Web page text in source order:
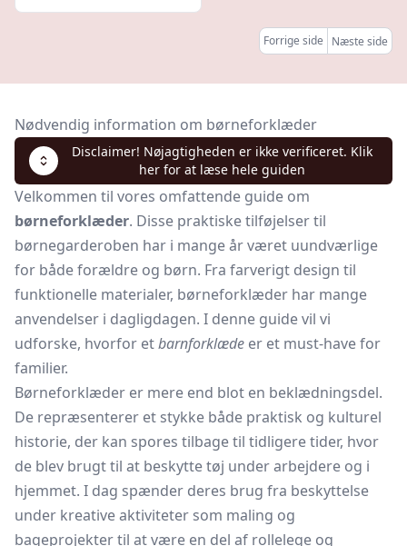
Forrige side Næste side
Nødvendig information om børneforklæder
Disclaimer! Nøjagtigheden er ikke verificeret. Klik
her for at læse hele guiden
Velkommen til vores omfattende guide om
børneforklæder. Disse praktiske tilføjelser til
børnegarderoben har i mange år været uundværlige
for både forældre og børn. Fra farverigt design til
funktionelle materialer, børneforklæder har mange
anvendelser i dagligdagen. I denne guide vil vi
udforske, hvorfor etbarnforklæde er et must-have for
familier.
Børneforklæder er mere end blot en beklædningsdel.
De repræsenterer et stykke både praktisk og kulturel
historie, der kan spores tilbage til tidligere tider, hvor
de blev brugt til at beskytte tøj under arbejdere og i
hjemmet. I dag spænder deres brug fra beskyttelse
under kreative aktiviteter som maling og
bageprojekter til at være en del af rollelege og